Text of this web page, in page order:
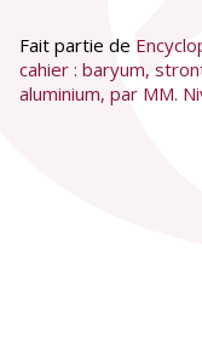
Fait partie de
cahier : baryum,
aluminium, par MM.